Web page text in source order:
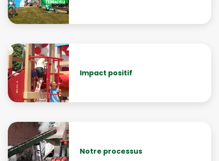
Impact positif
Notre processus